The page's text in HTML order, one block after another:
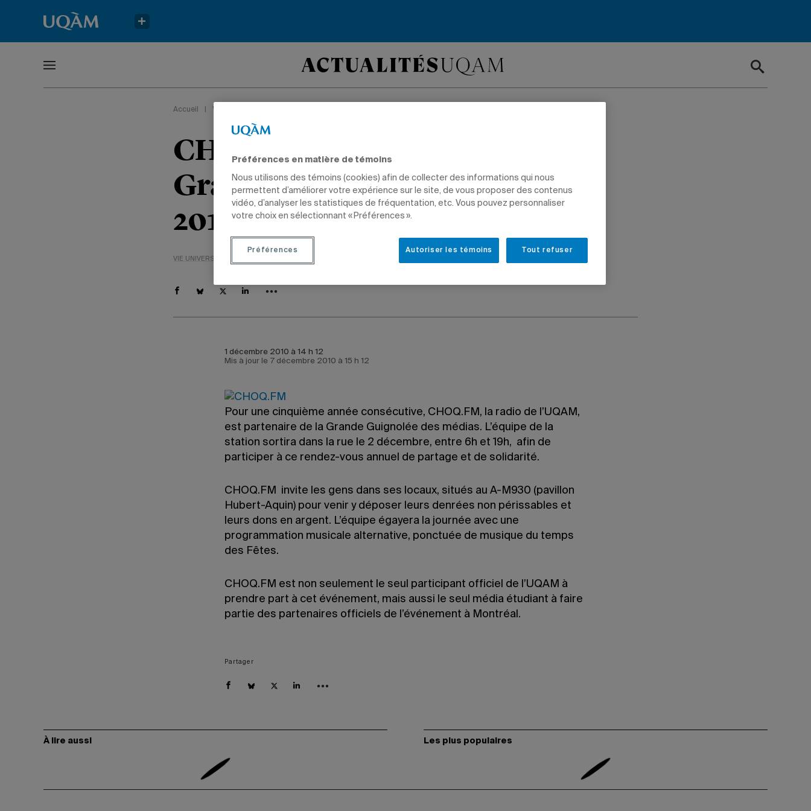
Accueil Vie universitaire
CHOQ.FM, partenaire de la
Grande Guignolée des médias
2010
VIE UNIVERSITAIRE
1 décembre 2010 à 14 h 12
Mis à jour le 7 décembre 2010 à 15 h 12
Pour une cinquième année consécutive, CHOQ.FM, la radio de l’UQAM,
est partenaire de la Grande Guignolée des médias. L’équipe de la
station sortira dans la rue le 2 décembre, entre 6h et 19h, afin de
participer à ce rendez-vous annuel de partage et de solidarité.
CHOQ.FM invite les gens dans ses locaux, situés au A-M930 (pavillon
Hubert-Aquin) pour venir y déposer leurs denrées non périssables et
leurs dons en argent. L’équipe égayera la journée avec une
programmation musicale alternative, ponctuée de musique du temps
des Fêtes.
CHOQ.FM est non seulement le seul participant officiel de l’UQAM à
prendre part à cet événement, mais aussi le seul média étudiant à faire
partie des partenaires officiels de l’événement à Montréal.
Partager
À lire aussi Les plus populaires
Préférences en matière de témoins
Nous utilisons des témoins (cookies) afin de collecter des informations qui nous
permettent d’améliorer votre expérience sur le site, de vous proposer des contenus
vidéo, d’analyser les statistiques de fréquentation, etc. Vous pouvez personnaliser
votre choix en sélectionnant « Préférences ».
Tout refuser
Autoriser les témoins
Préférences